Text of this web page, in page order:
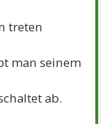
treten
man seinem
ab.